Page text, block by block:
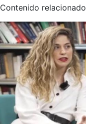
Contenido relacionado